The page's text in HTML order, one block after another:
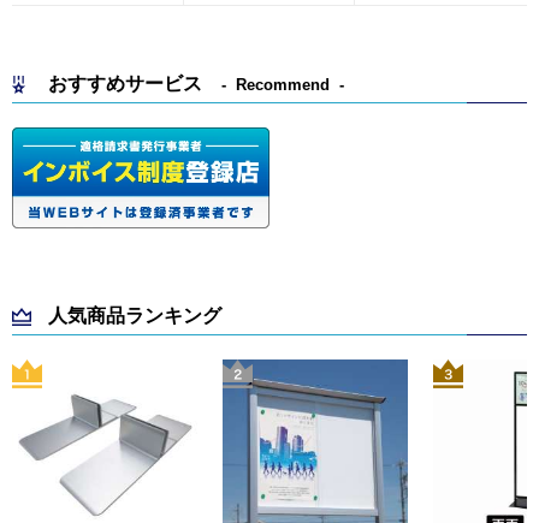
おすすめサービス Recommend
人気商品ランキング